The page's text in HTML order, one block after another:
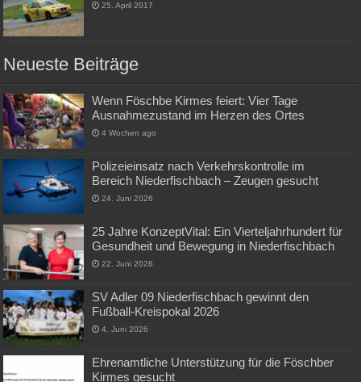
25. April 2017
Neueste Beiträge
Wenn Föschbe Kirmes feiert: Vier Tage
Ausnahmezustand im Herzen des Ortes
4 Wochen ago
Polizeieinsatz nach Verkehrskontrolle im
Bereich Niederfischbach – Zeugen gesucht
24. Juni 2026
25 Jahre KonzeptVital: Ein Vierteljahrhundert für
Gesundheit und Bewegung in Niederfischbach
22. Juni 2026
SV Adler 09 Niederfischbach gewinnt den
Fußball-Kreispokal 2026
4. Juni 2026
Ehrenamtliche Unterstützung für die Föschber
Kirmes gesucht